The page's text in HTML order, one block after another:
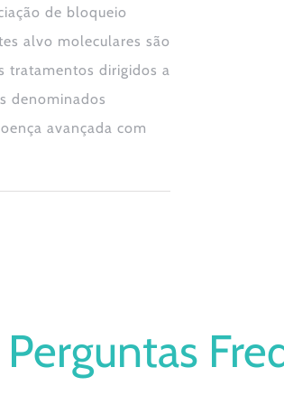
de bloqueio
alvo moleculares são
tratamentos dirigidos a
denominados
avançada com
Perguntas